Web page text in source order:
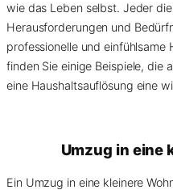
wie das Leben selbst. Jeder
Herausforderungen und
professionelle und
finden Sie einige Beispiele, die
eine Haushaltsauflösung eine
Umzug in eine
Ein Umzug in eine kleinere